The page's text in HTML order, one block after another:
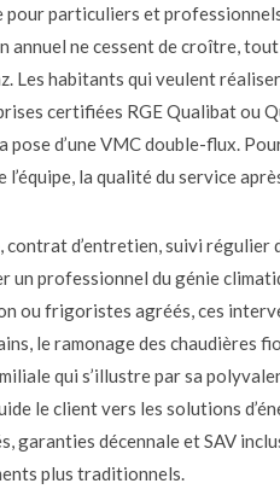
pour particuliers et
annuel ne cessent de croître,
Les habitants qui veulent
certifiées RGE Qualibat ou
pose d’une VMC double-flux.
l’équipe, la qualité du service
contrat d’entretien, suivi
un professionnel du génie
ou frigoristes agréés, ces
le ramonage des chaudières
qui s’illustre par sa
le client vers les solutions
garanties décennale et SAV
plus traditionnels.